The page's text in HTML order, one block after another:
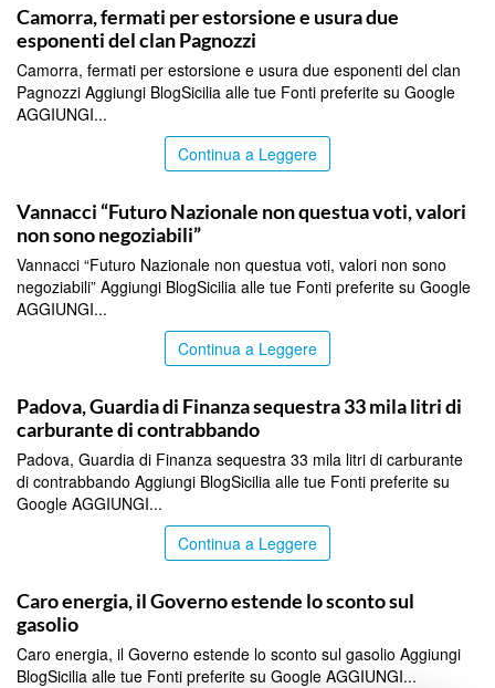
Camorra, fermati per estorsione e usura due
esponenti del clan Pagnozzi
Camorra, fermati per estorsione e usura due esponenti del clan
Pagnozzi Aggiungi BlogSicilia alle tue Fonti preferite su Google
AGGIUNGI...
Continua a Leggere
Vannacci “Futuro Nazionale non questua voti, valori
non sono negoziabili”
Vannacci “Futuro Nazionale non questua voti, valori non sono
negoziabili” Aggiungi BlogSicilia alle tue Fonti preferite su Google
AGGIUNGI...
Continua a Leggere
Padova, Guardia di Finanza sequestra 33 mila litri di
carburante di contrabbando
Padova, Guardia di Finanza sequestra 33 mila litri di carburante
di contrabbando Aggiungi BlogSicilia alle tue Fonti preferite su
Google AGGIUNGI...
Continua a Leggere
Caro energia, il Governo estende lo sconto sul
gasolio
Caro energia, il Governo estende lo sconto sul gasolio Aggiungi
BlogSicilia alle tue Fonti preferite su Google AGGIUNGI...